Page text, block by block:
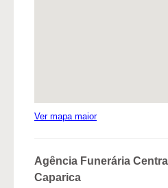
Ver mapa maior
Agência Funerária
Caparica